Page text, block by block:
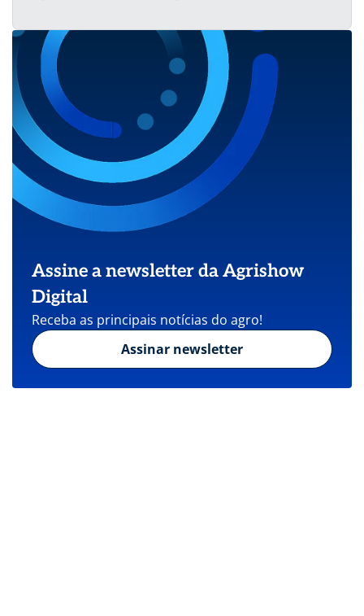
Assine a newsletter da Agrishow
Digital
Receba as principais notícias do agro!
Assinar newsletter